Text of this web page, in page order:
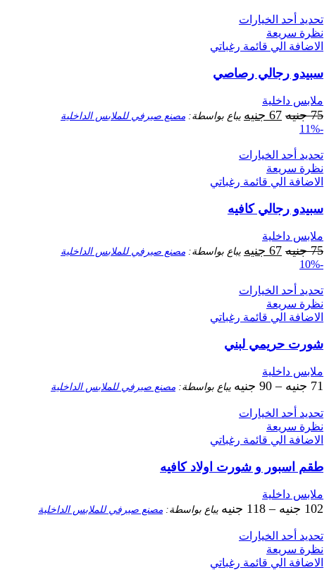
75 جنيه.
67 جنيه.
تحديد أحد الخيارات
نظرة سريعة
الاضافة الي قائمة رغباتي
سبيدو رجالي رصاصي
ملابس داخلية
75 جنيه السعر
75 جنيه.
67 جنيه السعر
67 جنيه.
يباع بواسطة: مصنع صيرفي للملابس الداخلية
-11%
تحديد أحد الخيارات
نظرة سريعة
الاضافة الي قائمة رغباتي
سبيدو رجالي كافيه
ملابس داخلية
75 جنيه السعر
75 جنيه.
67 جنيه السعر
67 جنيه.
يباع بواسطة: مصنع صيرفي للملابس الداخلية
-10%
تحديد أحد الخيارات
نظرة سريعة
الاضافة الي قائمة رغباتي
شورت حريمي لبني
ملابس داخلية
71 جنيه –
90 جنيه يباع بواسطة: مصنع صيرفي للملابس الداخلية
تحديد أحد الخيارات
نظرة سريعة
الاضافة الي قائمة رغباتي
طقم اسبور و شورت اولاد كافيه
ملابس داخلية
102 جنيه –
118 جنيه يباع بواسطة: مصنع صيرفي للملابس الداخلية
تحديد أحد الخيارات
نظرة سريعة
الاضافة الي قائمة رغباتي